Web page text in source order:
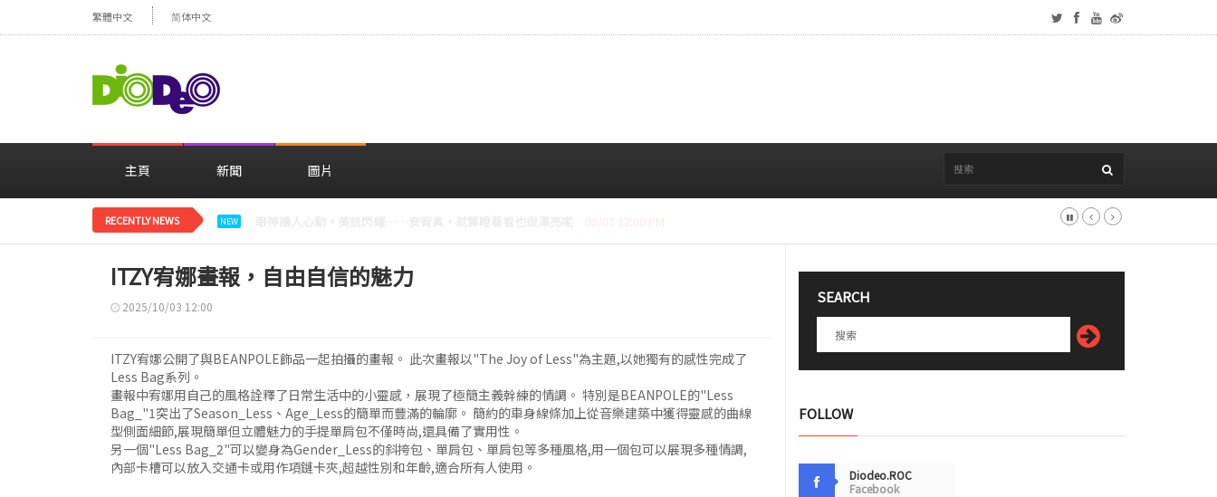
繁體中文 简体中文
主頁 新聞 圖片
RECENTLY NEWS NEW
ITZY宥娜畫報，自由自信的魅力
2025/10/03 12:00
ITZY宥娜公開了與BEANPOLE飾品一起拍攝的畫報。 此次畫報以"The Joy of Less"為主題,以她獨有的感性完成了
Less Bag系列。
畫報中宥娜用自己的風格詮釋了日常生活中的小靈感，展現了極簡主義幹練的情調。 特別是BEANPOLE的"Less
Bag_"1突出了Season_Less、Age_Less的簡單而豐滿的輪廓。 簡約的車身線條加上從音樂建築中獲得靈感的曲線
型側面細節,展現簡單但立體魅力的手提單肩包不僅時尚,還具備了實用性。
另一個"Less Bag_2"可以變身為Gender_Less的斜挎包、單肩包、單肩包等多種風格,用一個包可以展現多種情調,
內部卡槽可以放入交通卡或用作項鏈卡夾,超越性別和年齡,適合所有人使用。
SEARCH
FOLLOW
Diodeo.ROC
Facebook